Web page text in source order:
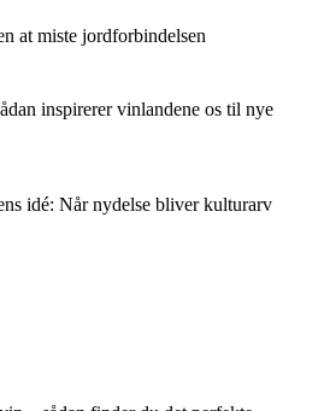
at miste jordforbindelsen
inspirerer vinlandene os til nye
idé: Når nydelse bliver kulturarv